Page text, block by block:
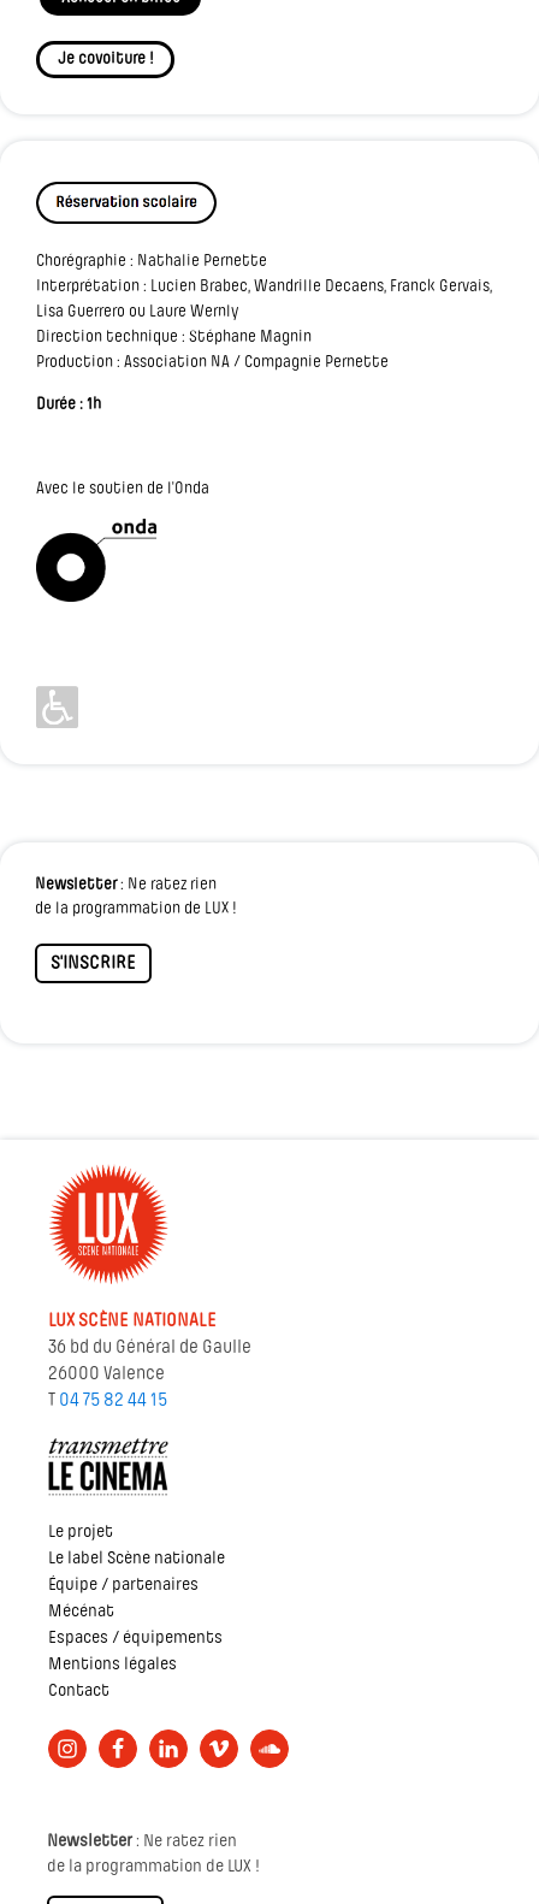
Je covoiture !
Chorégraphie : Nathalie Pernette
Interprétation : Lucien Brabec, Wandrille Decaens, Franck Gervais,
Lisa Guerrero ou Laure Wernly
Direction technique : Stéphane Magnin
Production : Association NA / Compagnie Pernette
Durée : 1h
Avec le soutien de l'Onda
Newsletter: Ne ratez rien
de la programmation de LUX !
S'INSCRIRE
LUX SCÈNE NATIONALE
36 bd du Général de Gaulle
26000 Valence
T 04 75 82 44 15
Le projet
Le label Scène nationale
Équipe / partenaires
Mécénat
Espaces / équipements
Mentions légales
Contact
Newsletter: Ne ratez rien
de la programmation de LUX !